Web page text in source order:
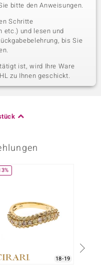
bitte den Anweisungen.
Schritte
etc.) und lesen und
bis Sie
ist, wird Ihre Ware
zu Ihnen geschickt.
18-19